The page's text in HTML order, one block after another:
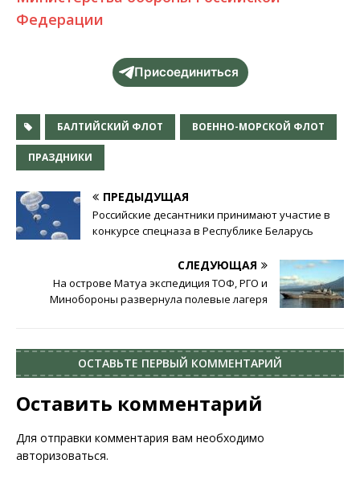
Федерации
Присоединиться
БАЛТИЙСКИЙ ФЛОТ ВОЕННО-МОРСКОЙ ФЛОТ
ПРАЗДНИКИ
ПРЕДЫДУЩАЯ
Российские десантники принимают участие в
конкурсе спецназа в Республике Беларусь
СЛЕДУЮЩАЯ
На острове Матуа экспедиция ТОФ, РГО и
Минобороны развернула полевые лагеря
ОСТАВЬТЕ ПЕРВЫЙ КОММЕНТАРИЙ
Оставить комментарий
Для отправки комментария вам необходимо
авторизоваться.